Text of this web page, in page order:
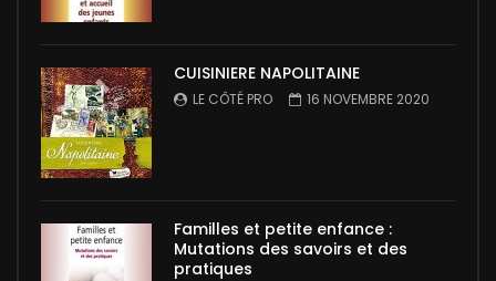
CUISINIERE NAPOLITAINE
LE CÔTÉ PRO 16 NOVEMBRE 2020
Familles et petite enfance :
Mutations des savoirs et des
pratiques